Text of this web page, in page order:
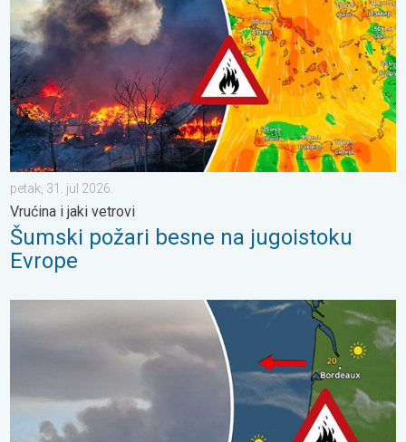
petak, 31. jul 2026.
Vrućina i jaki vetrovi
Šumski požari besne na jugoistoku
Evrope
Šumski požari izmiču kontroli. Španija i Francuska. . . nedelja,